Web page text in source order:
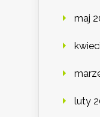
maj
luty